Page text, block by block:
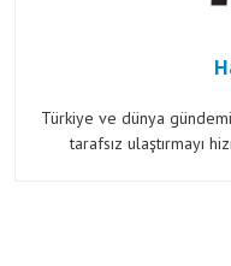
Türkiye ve dünya
tarafsız ulaştırmayı